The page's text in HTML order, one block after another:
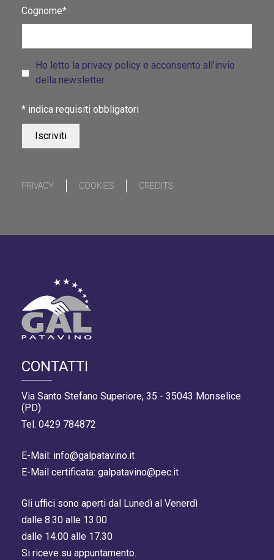
CONTATTI
Via Santo Stefano Superiore, 35 - 35043 Monselice
(PD)
Tel. 0429 784872
E-Mail: info@galpatavino.it
E-Mail certificata: galpatavino@pec.it
Gli uffici sono aperti dal Lunedì al Venerdì
dalle 8.30 alle 13.00
dalle 14.00 alle 17.30
Si riceve su appuntamento.
Cognome*
Ho letto la privacy policy e acconsento all’invio
della newsletter.
* indica requisiti obbligatori
PRIVACY COOKIES CREDITS